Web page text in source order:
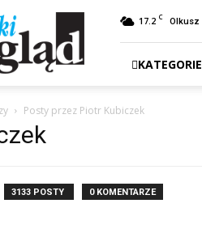
17.2 C Olkusz
KATEGORIE
Posty przez Piotr Kubiczek
3133 POSTY 0 KOMENTARZE